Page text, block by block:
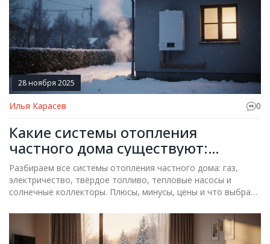
28 ноября 2025
Илья Карасев 0
Какие системы отопления
частного дома существуют:
плюсы, минусы и что выбрать
Разбираем все системы отопления частного дома: газ,
электричество, твёрдое топливо, тепловые насосы и
солнечные коллекторы. Плюсы, минусы, цены и что выбрать